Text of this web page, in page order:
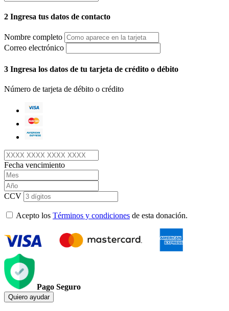
2 Ingresa tus datos de contacto
Nombre completo
Correo electrónico
3 Ingresa los datos de tu tarjeta de crédito o débito
Número de tarjeta de débito o crédito
Fecha vencimiento
CCV
Acepto los Términos y condiciones de esta donación.
Pago Seguro
Quiero ayudar